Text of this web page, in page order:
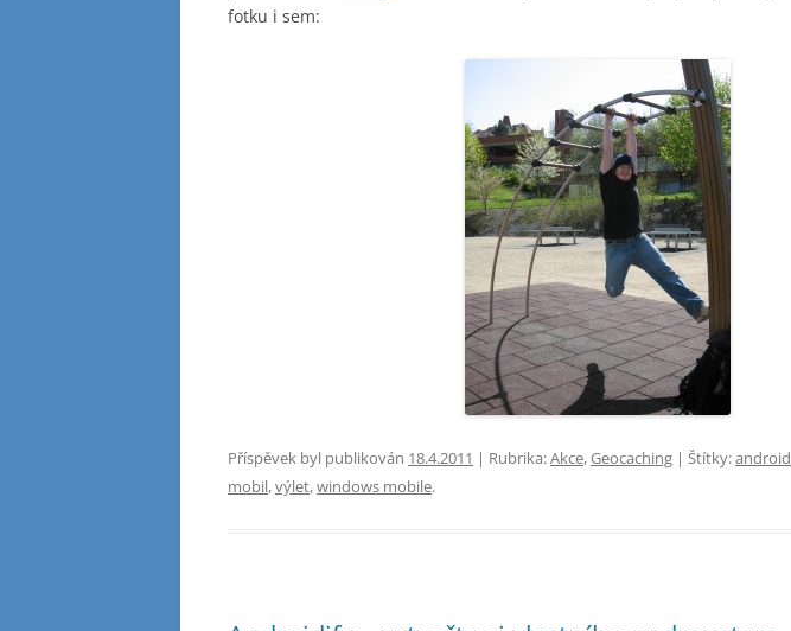
fotku i sem:
Příspěvek byl publikován 18.4.2011 | Rubrika:Akce,Geocaching | Štítky:android
mobil,výlet,windows mobile.